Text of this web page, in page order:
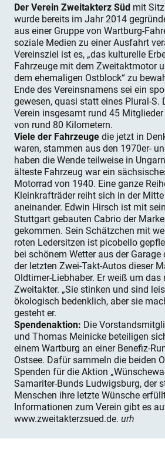
Der Verein Zweitakterz Süd mit
wurde bereits im Jahr 2014
aus einer Gruppe von Wartburg-
soziale Medien zu einer Ausfahrt
Vereinsziel ist es, „das kulturelle
Fahrzeuge mit dem Zweitaktmotor
dem ehemaligen Ostblock“ zu
Ende des Vereinsnamens sei ein
gewesen, quasi statt eines Plural-S.
Verein insgesamt rund 45
von rund 80 Kilometern.
Viele der Fahrzeugedie jetzt in
waren, stammen aus den 1970er-
haben die Wende teilweise in
älteste Fahrzeug war ein
Motorrad von 1940. Eine ganze
Kleinkrafträder reiht sich in der
aneinander. Edwin Hirsch ist mit
Stuttgart gebauten Cabrio der Marke
gekommen. Sein Schätzchen mit
roten Ledersitzen ist picobello
bei schönem Wetter aus der Garage
der letzten Zwei-Takt-Autos dieser
Oldtimer-Liebhaber. Er weiß um
Zweitakter. „Sie stinken und sind
ökologisch bedenklich, aber sie
gesteht er.
Spendenaktion: Die
und Thomas Meinicke beteiligen
einem Wartburg an einer Benefiz-
Ostsee. Dafür sammeln die beiden
Spenden für die Aktion
Samariter-Bunds Ludwigsburg, der
Menschen ihre letzte Wünsche
Informationen zum Verein gibt es
www.zweitakterzsued.de. urh